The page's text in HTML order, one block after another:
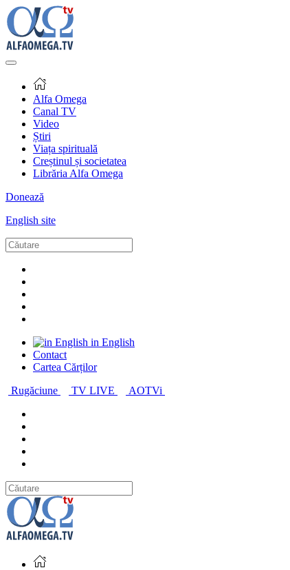
Alfa Omega
Canal TV
Video
Știri
Viața spirituală
Creștinul și societatea
Librăria Alfa Omega
Donează
English site
in English
Contact
Cartea Cărților
Rugăciune
TV LIVE AOTVi